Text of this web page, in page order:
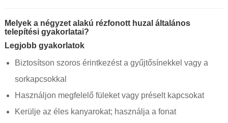
Melyek a négyzet alakú rézfonott huzal általános
telepítési gyakorlatai?
Legjobb gyakorlatok
Biztosítson szoros érintkezést a gyűjtősínekkel vagy a
sorkapcsokkal
Használjon megfelelő füleket vagy préselt kapcsokat
Kerülje az éles kanyarokat; használja a fonat